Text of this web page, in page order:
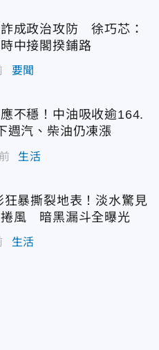
成政治攻防 徐巧芯：
中接閣揆鋪路
要聞
不穩！中油吸收逾164.
汽、柴油仍凍漲
生活
狂暴撕裂地表！淡水驚見
風 暗黑漏斗全曝光
生活